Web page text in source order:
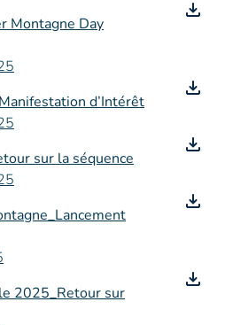
Montagne Day
d’Intérêt
sur la séquence
2025_Retour sur